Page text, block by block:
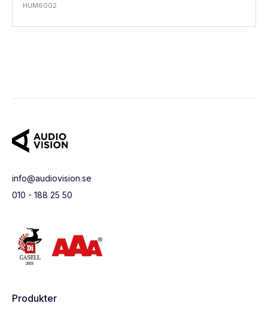
HUM6002
info@audiovision.se
010 - 188 25 50
Produkter